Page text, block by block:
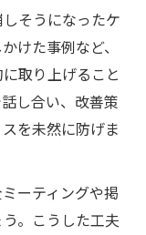
そうになったケ
けた事例など、
取り上げること
し合い、改善策
を未然に防げま
ーティングや掲
。こうした工夫